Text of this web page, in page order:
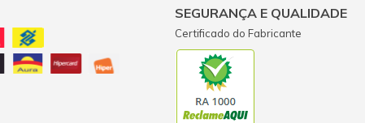
SEGURANÇA E QUALIDADE
Certificado do Fabricante